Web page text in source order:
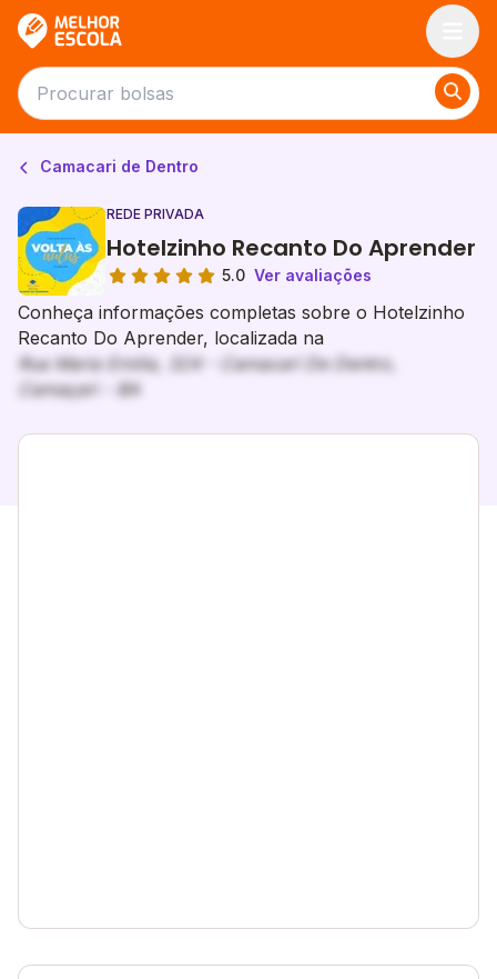
Camacari de Dentro
REDE PRIVADA
Hotelzinho Recanto Do Aprender
5.0 Ver avaliações
Conheça informações completas sobre o Hotelzinho
Recanto Do Aprender, localizada na
Rua Maria Emilia, 324 - Camacari De Dentro,
Camaçari - BA